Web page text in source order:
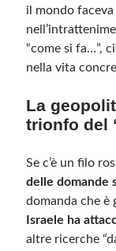
considerate di pubblico
immediatamente
Meta
Accedi
il mondo
“come si fa…”,
nella vita
La
trionfo del
Se c’è un filo
delle domande
domanda che
Israele ha
altre ricerche